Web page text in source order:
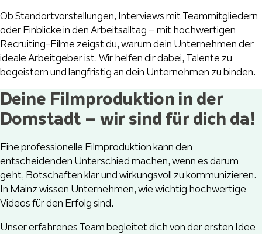
Ob Standortvorstellungen, Interviews mit Teammitgliedern
oder Einblicke in den Arbeitsalltag – mit hochwertigen
Recruiting-Filme zeigst du, warum dein Unternehmen der
ideale Arbeitgeber ist. Wir helfen dir dabei, Talente zu
begeistern und langfristig an dein Unternehmen zu binden.
Deine Filmproduktion in der
Domstadt – wir sind für dich da!
Eine professionelle Filmproduktion kann den
entscheidenden Unterschied machen, wenn es darum
geht, Botschaften klar und wirkungsvoll zu kommunizieren.
In Mainz wissen Unternehmen, wie wichtig hochwertige
Videos für den Erfolg sind.
Unser erfahrenes Team begleitet dich von der ersten Idee